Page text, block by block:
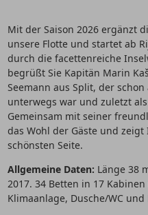
Mit der Saison 2026 ergänzt
unsere Flotte und startet ab
durch die facettenreiche
begrüßt Sie Kapitän Marin
Seemann aus Split, der
unterwegs war und zuletzt
Gemeinsam mit seiner
das Wohl der Gäste und
schönsten Seite.
Allgemeine Daten: Länge 38
2017. 34 Betten in 17
Klimaanlage, Dusche/WC und